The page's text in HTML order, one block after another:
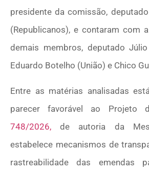
presidente da comissão,
(Republicanos), e contaram com
demais membros, deputado
Eduardo Botelho (União) e Chico
Entre as matérias analisadas
parecer favorável ao Projeto
748/2026, de autoria da
estabelece mecanismos de
rastreabilidade das emendas